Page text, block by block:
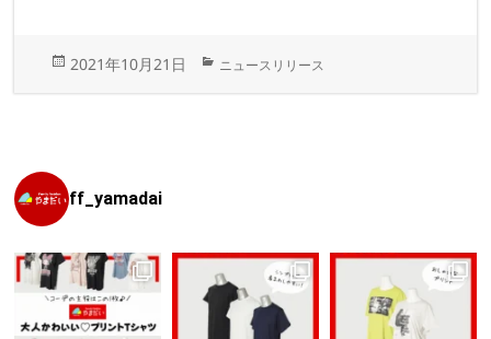
投
日:
2021年10月21日
カ
ゴ
ニュースリリース
ff_yamadai